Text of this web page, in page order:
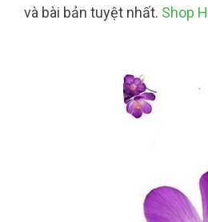
và bài bản tuyệt nhất. Shop